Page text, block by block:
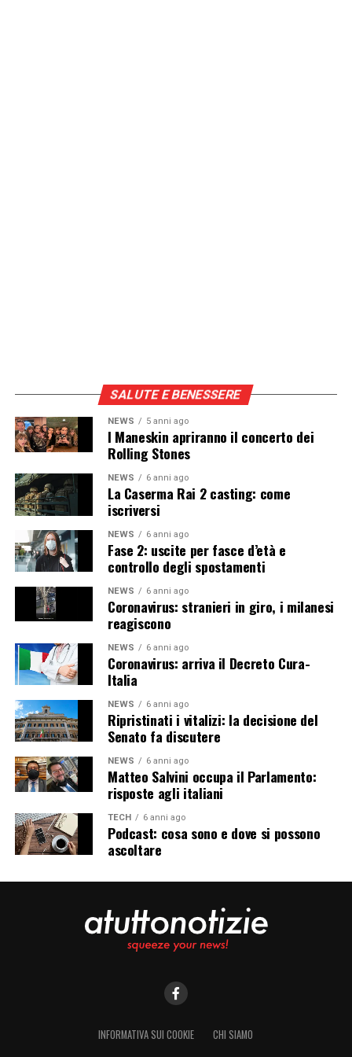
SALUTE E BENESSERE
NEWS 5 anni ago
I Maneskin apriranno il concerto dei
Rolling Stones
NEWS 6 anni ago
La Caserma Rai 2 casting: come
iscriversi
NEWS 6 anni ago
Fase 2: uscite per fasce d’età e
controllo degli spostamenti
NEWS 6 anni ago
Coronavirus: stranieri in giro, i milanesi
reagiscono
NEWS 6 anni ago
Coronavirus: arriva il Decreto Cura-
Italia
NEWS 6 anni ago
Ripristinati i vitalizi: la decisione del
Senato fa discutere
NEWS 6 anni ago
Matteo Salvini occupa il Parlamento:
risposte agli italiani
TECH 6 anni ago
Podcast: cosa sono e dove si possono
ascoltare
INFORMATIVA SUI COOKIE CHI SIAMO